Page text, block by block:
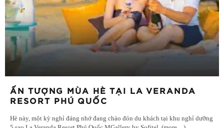
ẤN TƯỢNG MÙA HÈ TẠI LA VERANDA
RESORT PHÚ QUỐC
Hè này, một kỳ nghỉ đáng nhớ đang chào đón du khách tại khu nghỉ dưỡng